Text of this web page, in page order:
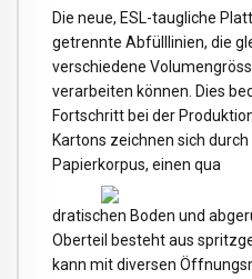
Die neue, ESL-taugliche
getrennte Abfülllinien, die
verschiedene
verarbeiten können. Dies
Fortschritt bei der
Kartons zeichnen sich
Papierkorpus, einen qua
dratischen Boden und
Oberteil besteht aus
kann mit diversen